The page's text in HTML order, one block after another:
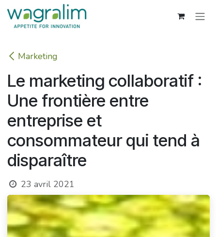
Se rendre au contenu
Marketing
Le marketing collaboratif :
Une frontière entre
entreprise et
consommateur qui tend à
disparaître
23 avril 2021